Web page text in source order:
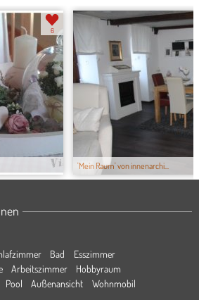
6
'Mein Raum' von innenarchi...
Bad
Esszimmer
Arbeitszimmer
Hobbyraum
Pool Außenansicht Wohnmobil